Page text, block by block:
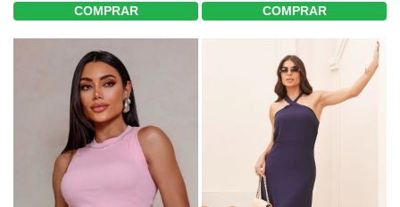
COMPRAR COMPRAR